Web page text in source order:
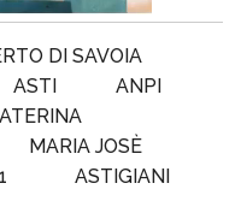
DI SAVOIA
ASTI
ANPI
MARIA JOSÈ
ASTIGIANI